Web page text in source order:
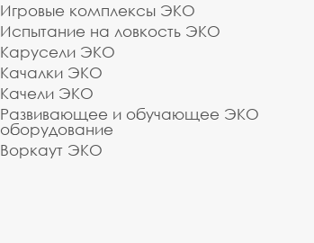
Игровые комплексы ЭКО
Испытание на ловкость ЭКО
Карусели ЭКО
Качалки ЭКО
Качели ЭКО
Развивающее и обучающее ЭКО
оборудование
Воркаут ЭКО